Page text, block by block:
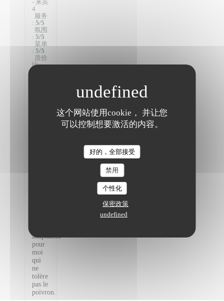
这个网站使用cookie， 并让您
可以控制想要激活的内容。
好的，全部接受
禁用
个性化
保密政策
undefined
- 来宾
4
服务
: 5/5
氛围
: 5/5
菜单
: 5/5
质价
比:
végétaliens
adaptation
pour
moi
qui
ne
tolère
pas le
poivron.
The Friendly Kitchen